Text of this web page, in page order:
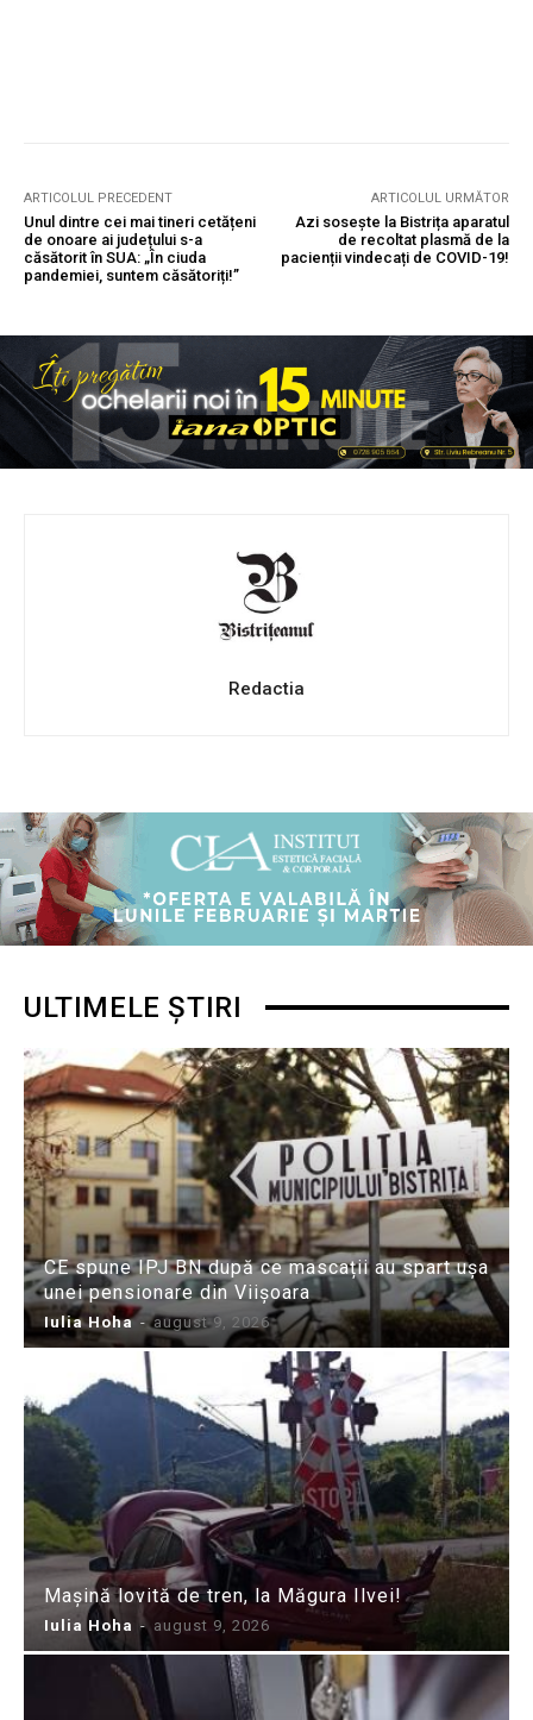
ARTICOLUL PRECEDENT
Unul dintre cei mai tineri cetățeni
de onoare ai județului s-a
căsătorit în SUA: „În ciuda
pandemiei, suntem căsătoriți!”
ARTICOLUL URMĂTOR
Azi sosește la Bistrița aparatul
de recoltat plasmă de la
pacienții vindecați de COVID-19!
Redactia
ULTIMELE ȘTIRI
CE spune IPJ BN după ce mascații au spart ușa
unei pensionare din Viișoara
Iulia Hoha - august 9, 2026
Mașină lovită de tren, la Măgura Ilvei!
Iulia Hoha - august 9, 2026